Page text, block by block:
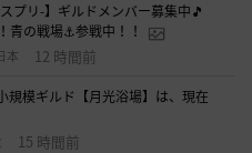
スプリ-】ギルドメンバー募集中🎵
青の戦場⚓参戦中！！
本 12 時間前
規模ギルド【月光浴場】は、現在
15 時間前